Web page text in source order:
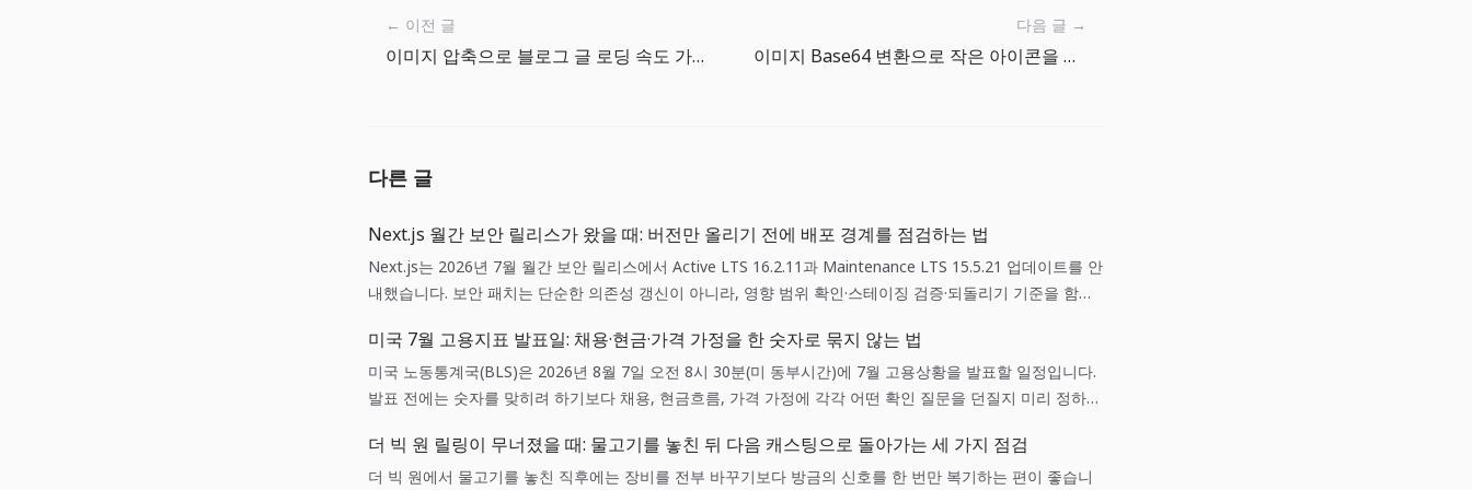
← 이전 글
이미지 압축으로 블로그 글 로딩 속도 가볍게 만들기
다음 글 →
이미지 Base64 변환으로 작은 아이콘을 HTML에 바로 넣기
다른 글
Next.js 월간 보안 릴리스가 왔을 때: 버전만 올리기 전에 배포 경계를 점검하는 법
Next.js는 2026년 7월 월간 보안 릴리스에서 Active LTS 16.2.11과 Maintenance LTS 15.5.21 업데이트를 안
내했습니다. 보안 패치는 단순한 의존성 갱신이 아니라, 영향 범위 확인·스테이징 검증·되돌리기 기준을 함께
미국 7월 고용지표 발표일: 채용·현금·가격 가정을 한 숫자로 묶지 않는 법
미국 노동통계국(BLS)은 2026년 8월 7일 오전 8시 30분(미 동부시간)에 7월 고용상황을 발표할 일정입니다.
발표 전에는 숫자를 맞히려 하기보다 채용, 현금흐름, 가격 가정에 각각 어떤 확인 질문을 던질지 미리 정하는
더 빅 원 릴링이 무너졌을 때: 물고기를 놓친 뒤 다음 캐스팅으로 돌아가는 세 가지 점검
더 빅 원에서 물고기를 놓친 직후에는 장비를 전부 바꾸기보다 방금의 신호를 한 번만 복기하는 편이 좋습니